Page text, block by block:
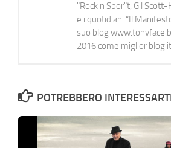
"Rock n Spor"t, Gil
e i quotidiani “Il
suo blog
2016 come miglior blog
POTREBBERO